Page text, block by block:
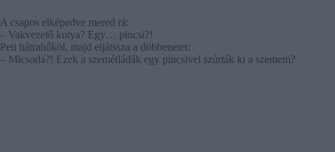
A csapos elképedve mered rá:
– Vakvezető kutya? Egy… pincsi?!
Peti hátrahőköl, majd eljátssza a döbbenetet:
– Micsoda?! Ezek a szemétládák egy pincsivel szúrták ki a szemem?